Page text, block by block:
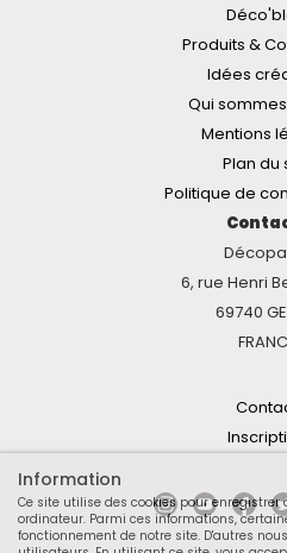
Produits &
Idées
Qui
Mentions
Plan du
Politique de
6, rue Henri
69740
Information
Ce site utilise des cookies pour
ordinateur. Parmi ces informations,
fonctionnement de notre site. D'autres